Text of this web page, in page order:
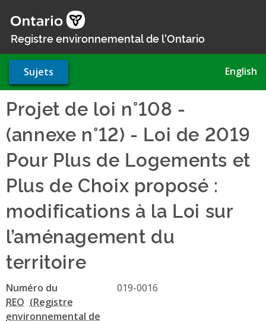
au
contenu
Registre environnemental de l'Ontario
Sujets English
Projet de loi n°108 -
(annexe n°12) - Loi de 2019
Pour Plus de Logements et
Plus de Choix proposé :
modifications à la Loi sur
l’aménagement du
territoire
Numéro du
REO
019-0016